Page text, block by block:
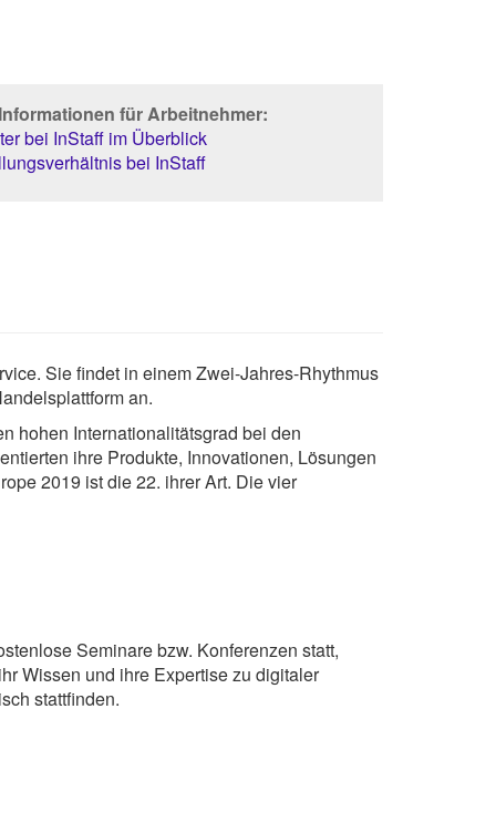
für Arbeitnehmer:
bei InStaff im Überblick
bei InStaff
Sie findet in einem Zwei-Jahres-Rhythmus
an.
hohen Internationalitätsgrad bei den
ihre Produkte, Innovationen, Lösungen
2019 ist die 22. ihrer Art. Die vier
Seminare bzw. Konferenzen statt,
Wissen und ihre Expertise zu digitaler
stattfinden.